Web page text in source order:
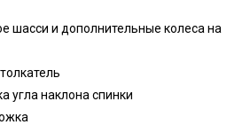
шасси и дополнительные колеса на
угла наклона спинки